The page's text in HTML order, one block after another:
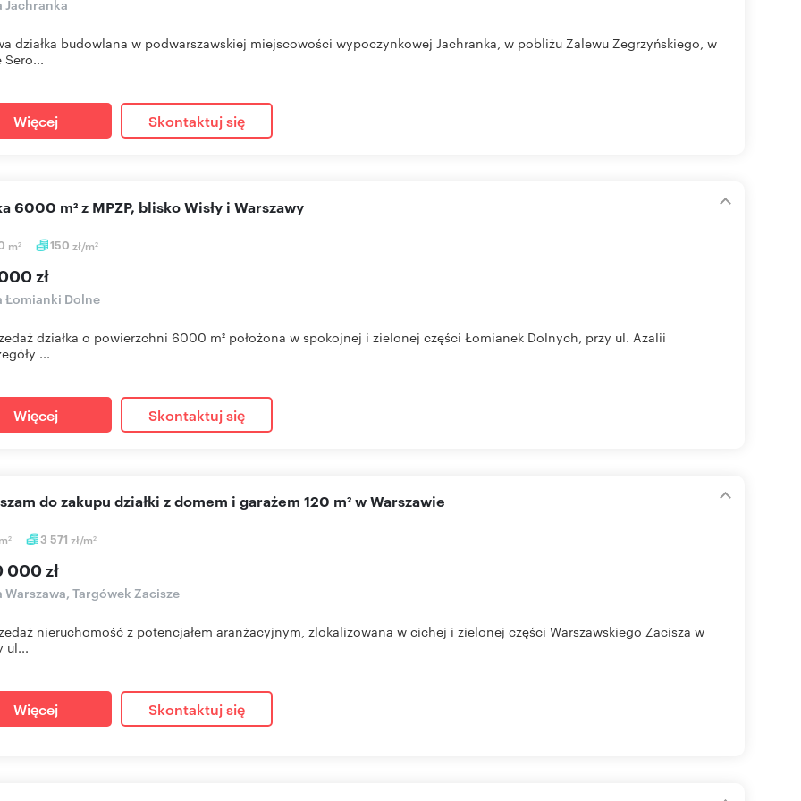
Jachranka
działka budowlana w podwarszawskiej miejscowości wypoczynkowej Jachranka, w pobliżu Zalewu Zegrzyńskiego, w
Więcej Skontaktuj się
m2 150 zł/m2
6000 m² z MPZP, blisko Wisły i Warszawy
zł
Łomianki Dolne
działka o powierzchni 6000 m² położona w spokojnej i zielonej części Łomianek Dolnych, przy ul. Azalii
...
Więcej Skontaktuj się
2 3 571 zł/m2
do zakupu działki z domem i garażem 120 m² w Warszawie
000 zł
Warszawa, Targówek Zacisze
nieruchomość z potencjałem aranżacyjnym, zlokalizowana w cichej i zielonej części Warszawskiego Zacisza w
ul...
Więcej Skontaktuj się